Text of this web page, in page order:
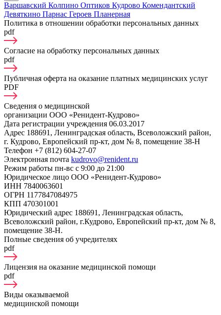
Варшавский Колпино Оптиков Кудрово Комендантский
Девяткино Парнас Героев Планерная
Политика в отношении обработки персональных данных
pdf
Согласие на обработку персональных данных
pdf
Публичная оферта на оказание платных медицинских услуг
PDF
Сведения о медицинской
организации ООО «Ренидент-Кудрово»
Дата регистрации учреждения 06.03.2017
Адрес 188691, Ленинградская область, Всеволожский район,
г. Кудрово, Европейский пр-кт, дом № 8, помещение 38-Н
Телефон +7 (812) 604-27-07
Электронная почта kudrovo@renident.ru
Режим работы пн-вс с 9:00 до 21:00
Юридическое лицо ООО «Ренидент-Кудрово»
ИНН 7840063601
ОГРН 1177847084975
КПП 470301001
Юридический адрес 188691, Ленинградская область,
Всеволожский район, г.Кудрово, Европейский пр-кт, дом № 8,
помещение 38-Н.
Полные сведения об учредителях
pdf
Лицензия на оказание медицинской помощи
pdf
Виды оказываемой
медицинской помощи